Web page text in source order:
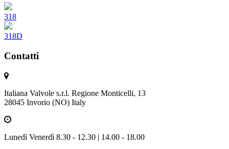
318
318D
Contatti
Italiana Valvole s.r.l. Regione Monticelli, 13
28045 Invorio (NO) Italy
Lunedì Venerdì 8.30 - 12.30 | 14.00 - 18.00